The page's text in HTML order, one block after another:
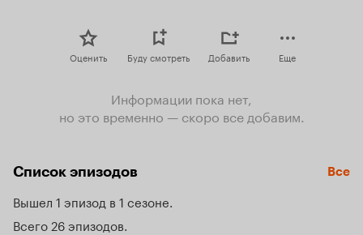
Оценить Буду смотреть Добавить Еще
Информации пока нет,
но это временно — скоро все добавим.
Список эпизодов Все
Вышел 1 эпизод в 1 сезоне
Всего 26 эпизодов